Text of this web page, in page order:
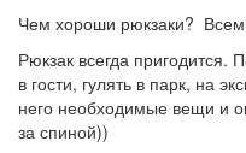
Чем хороши рюкзаки?
Рюкзак всегда пригодится.
в гости, гулять в парк, на
него необходимые вещи и
за спиной))